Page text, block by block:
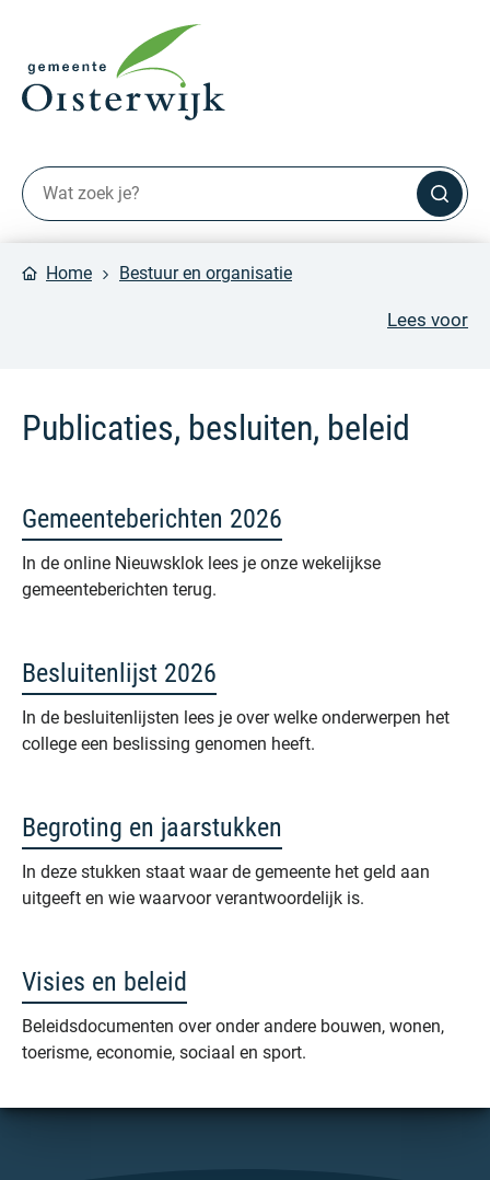
Home Bestuur en organisatie
Lees voor
Publicaties, besluiten, beleid
Gemeenteberichten 2026
In de online Nieuwsklok lees je onze wekelijkse
gemeenteberichten terug.
Besluitenlijst 2026
In de besluitenlijsten lees je over welke onderwerpen het
college een beslissing genomen heeft.
Begroting en jaarstukken
In deze stukken staat waar de gemeente het geld aan
uitgeeft en wie waarvoor verantwoordelijk is.
Visies en beleid
Beleidsdocumenten over onder andere bouwen, wonen,
toerisme, economie, sociaal en sport.